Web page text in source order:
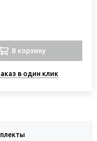
В корзину
в один клик